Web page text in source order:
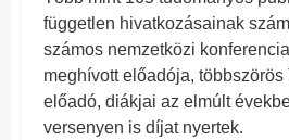
független hivatkozásainak
számos nemzetközi
meghívott előadója, többszörös
előadó, diákjai az elmúlt
versenyen is díjat nyertek.